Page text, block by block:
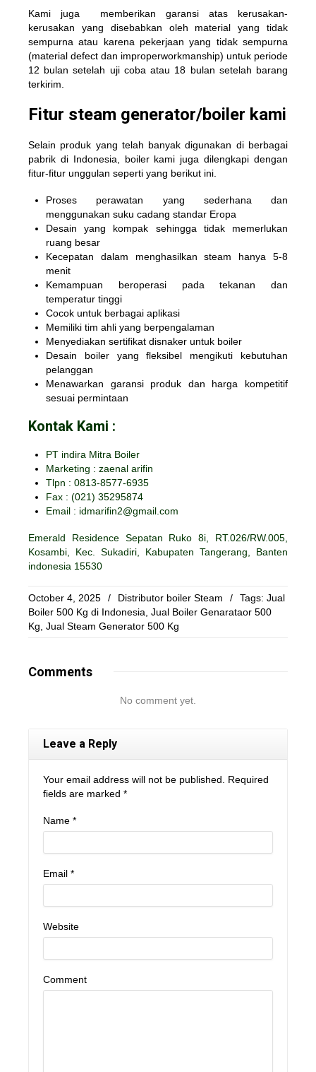
Kami juga memberikan garansi atas kerusakan-
kerusakan yang disebabkan oleh material yang tidak
sempurna atau karena pekerjaan yang tidak sempurna
(material defect dan improperworkmanship) untuk periode
12 bulan setelah uji coba atau 18 bulan setelah barang
terkirim.
Fitur steam generator/boiler kami
Selain produk yang telah banyak digunakan di berbagai
pabrik di Indonesia, boiler kami juga dilengkapi dengan
fitur-fitur unggulan seperti yang berikut ini.
Proses perawatan yang sederhana dan
menggunakan suku cadang standar Eropa
Desain yang kompak sehingga tidak memerlukan
ruang besar
Kecepatan dalam menghasilkan steam hanya 5-8
menit
Kemampuan beroperasi pada tekanan dan
temperatur tinggi
Cocok untuk berbagai aplikasi
Memiliki tim ahli yang berpengalaman
Menyediakan sertifikat disnaker untuk boiler
Desain boiler yang fleksibel mengikuti kebutuhan
pelanggan
Menawarkan garansi produk dan harga kompetitif
sesuai permintaan
Kontak Kami :
PT indira Mitra Boiler
Marketing : zaenal arifin
Tlpn : 0813-8577-6935
Fax : (021) 35295874
Email : idmarifin2@gmail.com
Emerald Residence Sepatan Ruko 8i, RT.026/RW.005,
Kosambi, Kec. Sukadiri, Kabupaten Tangerang, Banten
indonesia 15530
October 4, 2025 / Distributor boiler Steam / Tags: Jual
Boiler 500 Kg di Indonesia Jual Boiler Genarataor 500
Kg Jual Steam Generator 500 Kg
Comments
No comment yet.
Leave a Reply
Your email address will not be published. Required
fields are marked *
Name *
Email *
Website
Comment